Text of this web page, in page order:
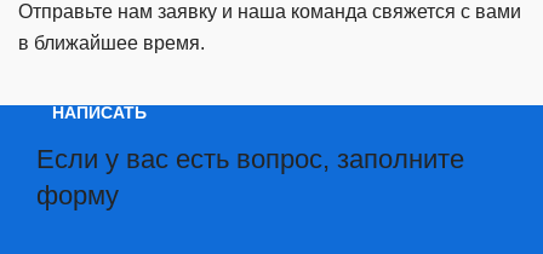
Отправьте нам заявку и наша команда свяжется с вами
в ближайшее время.
НАПИСАТЬ
Если у вас есть вопрос, заполните
форму